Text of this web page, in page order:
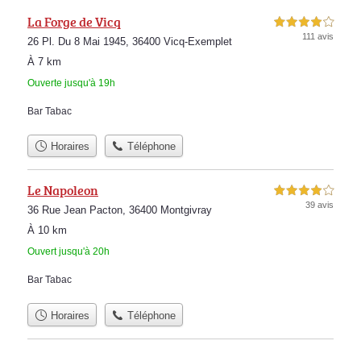
La Forge de Vicq
26 Pl. Du 8 Mai 1945, 36400 Vicq-Exemplet
À 7 km
Ouverte jusqu'à 19h
4,0 étoiles sur 5
111 avis
Bar Tabac
Horaires Téléphone
Le Napoleon
36 Rue Jean Pacton, 36400 Montgivray
À 10 km
Ouvert jusqu'à 20h
4,0 étoiles sur 5
39 avis
Bar Tabac
Horaires Téléphone